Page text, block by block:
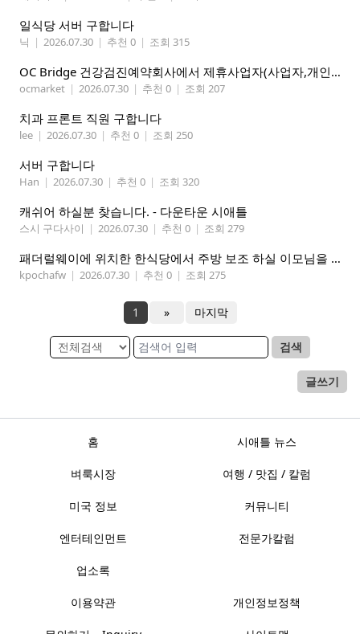
일식당 서버 구합니다
닉 | 2026.07.30 | 추천 0 | 조회 315
OC Bridge 건강검진예약회사에서 제휴사업자(사업자,개인)모집 (재택근무)
ocmarket | 2026.07.30 | 추천 0 | 조회 207
치과 프론트 직원 구합니다
lee | 2026.07.30 | 추천 0 | 조회 250
서버 구합니다
Han | 2026.07.30 | 추천 0 | 조회 320
캐쉬어 하실분 찾습니다. - 다운타운 시애틀
스시 구다사이 | 2026.07.30 | 추천 0 | 조회 279
패더럴웨이에 위치한 한식당에서 주방 보조 하실 이모님을 찾고 있습니다
kpochafw | 2026.07.30 | 추천 0 | 조회 275
1 » 마지막
검색
글쓰기
홈 시애틀 뉴스
벼룩시장 여행 / 맛집 / 칼럼
미국 정보 커뮤니티
엔터테인먼트 전문가칼럼
업소록
이용약관 개인정보정책